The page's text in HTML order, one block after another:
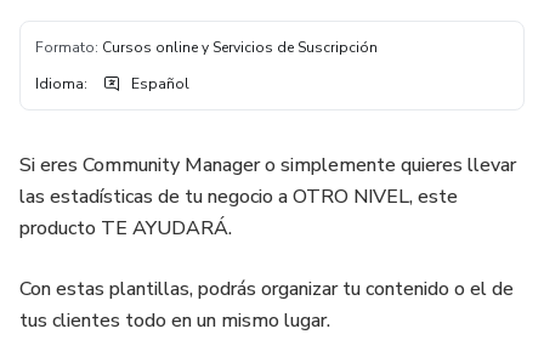
Formato: Cursos online y Servicios de Suscripción
Idioma: Español
Si eres Community Manager o simplemente quieres llevar
las estadísticas de tu negocio a OTRO NIVEL, este
producto TE AYUDARÁ.
Con estas plantillas, podrás organizar tu contenido o el de
tus clientes todo en un mismo lugar.